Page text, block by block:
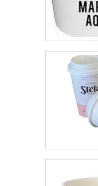
soluções
pouch. É
confiável,
como
alimentos
zíper.Isso
empresa
e uma
por contar
apoio.